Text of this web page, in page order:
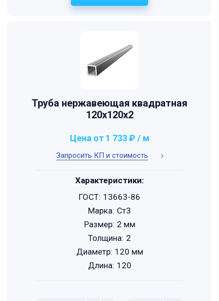
Труба нержавеющая квадратная
120х120х2
Запросить КП и стоимость
Цена от 1 733 ₽ / м
Характеристики:
ГОСТ: 13663-86
Марка: Ст3
Размер: 2 мм
Толщина: 2
Диаметр: 120 мм
Длина: 120